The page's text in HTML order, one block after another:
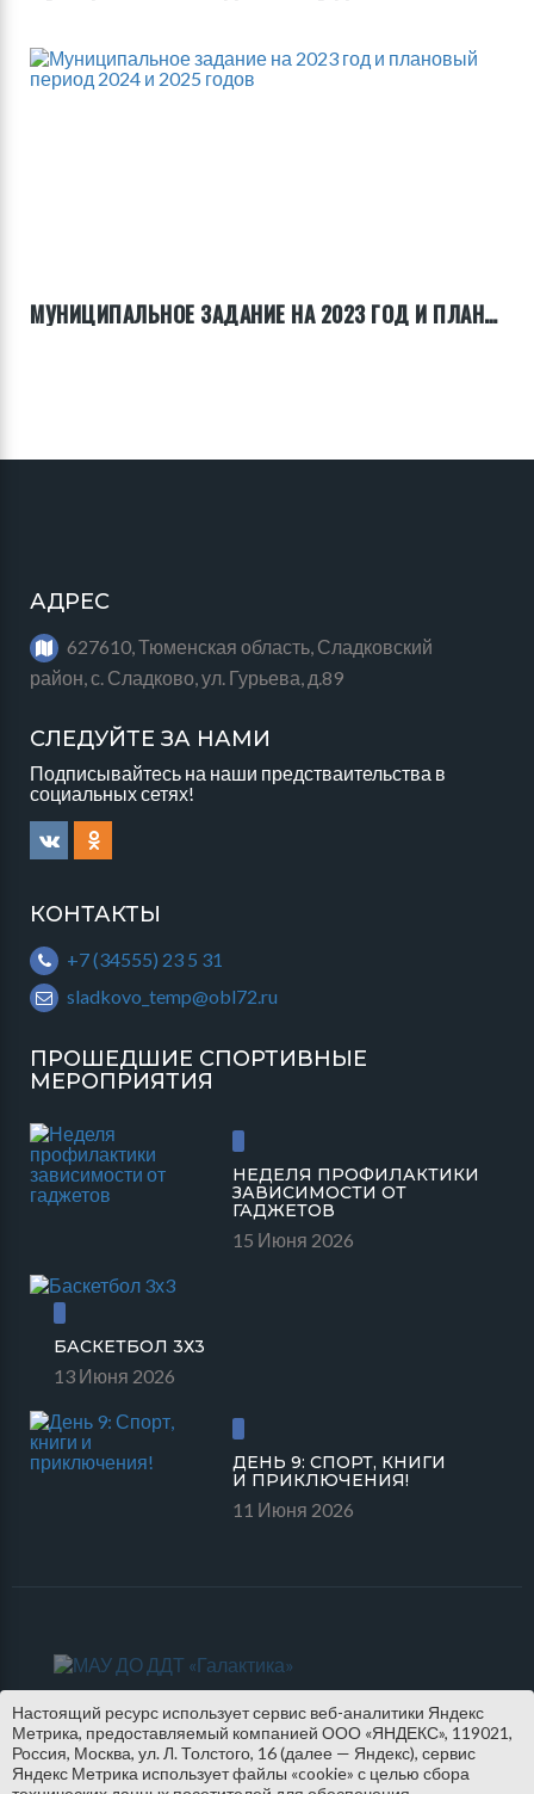
МУНИЦИПАЛЬНОЕ ЗАДАНИЕ НА 2023 ГОД И ПЛАНОВЫЙ ПЕРИОД 2024 И 2025 ГОДОВ
АДРЕС
627610, Тюменская область, Сладковский
район, с. Сладково, ул. Гурьева, д.89
СЛЕДУЙТЕ ЗА НАМИ
Подписывайтесь на наши предстваительства в
социальных сетях!
КОНТАКТЫ
+7 (34555) 23 5 31
sladkovo_temp@obl72.ru
ПРОШЕДШИЕ СПОРТИВНЫЕ
МЕРОПРИЯТИЯ
НЕДЕЛЯ ПРОФИЛАКТИКИ
ЗАВИСИМОСТИ ОТ
ГАДЖЕТОВ
15 Июня 2026
БАСКЕТБОЛ 3Х3
13 Июня 2026
ДЕНЬ 9: СПОРТ, КНИГИ
И ПРИКЛЮЧЕНИЯ!
11 Июня 2026
Настоящий ресурс использует сервис веб-аналитики Яндекс
Метрика, предоставляемый компанией ООО «ЯНДЕКС», 119021,
Россия, Москва, ул. Л. Толстого, 16 (далее — Яндекс), сервис
Яндекс Метрика использует файлы «cookie» с целью сбора